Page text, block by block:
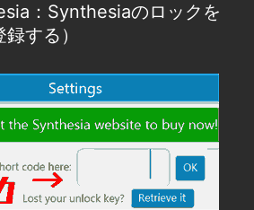
：Synthesiaのロックを
する）